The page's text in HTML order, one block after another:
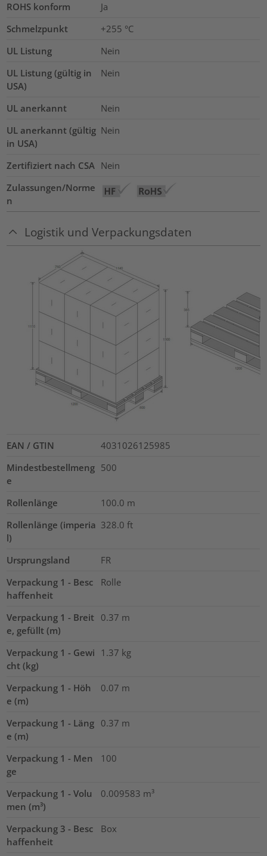
ROHS konform
Ja
Schmelzpunkt
+255 °C
UL Listung
Nein
UL Listung (gültig in
USA)
Nein
UL anerkannt
Nein
UL anerkannt (gültig
in USA)
Nein
Zertifiziert nach CSA Nein
Zulassungen/Norme
n
Logistik und Verpackungsdaten
EAN / GTIN
4031026125985
Mindestbestellmeng
e
500
Rollenlänge 100.0 m
Rollenlänge (imperia
l)
328.0 ft
Ursprungsland
FR
Verpackung 1 - Besc
haffenheit
Rolle
Verpackung 1 - Breit
e, gefüllt (m)
0.37 m
Verpackung 1 - Gewi
cht (kg)
1.37 kg
Verpackung 1 - Höh
e (m)
0.07 m
Verpackung 1 - Läng
e (m)
0.37 m
Verpackung 1 - Men
ge
100
Verpackung 1 - Volu
men (m³)
0.009583 m³
Verpackung 3 - Besc
haffenheit
Box